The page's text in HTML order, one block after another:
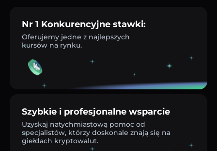
Nr 1 Konkurencyjne stawki:
Oferujemy jedne z najlepszych
kursów na rynku.
Szybkie i profesjonalne wsparcie
Uzyskaj natychmiastową pomoc od
specjalistów, którzy doskonale znają się na
giełdach kryptowalut.